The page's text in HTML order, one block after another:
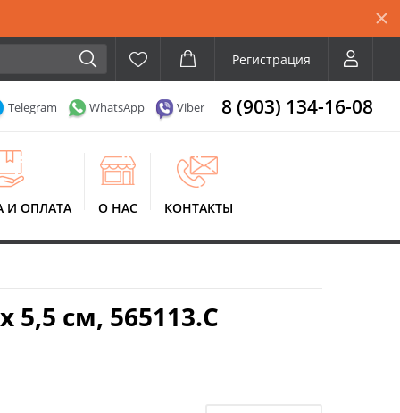
Регистрация
Telegram WhatsApp Viber 8 (903) 134-16-08
И ОПЛАТА О НАС КОНТАКТЫ
см, 565113.C